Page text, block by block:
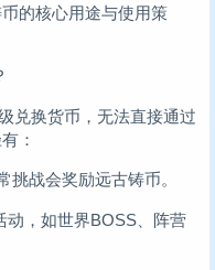
的核心用途与使用策
兑换货币，无法直接通过
：
战会奖励远古铸币。
动，如世界BOSS、阵营